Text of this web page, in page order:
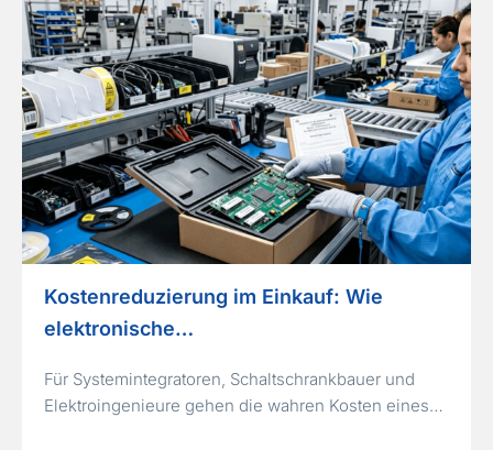
Kostenreduzierung im Einkauf: Wie
elektronische…
Für Systemintegratoren, Schaltschrankbauer und
Elektroingenieure gehen die wahren Kosten eines…